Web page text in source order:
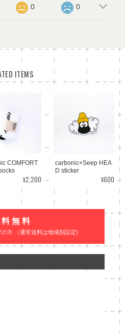
0 0
ITEMS
COMFORT
¥2,200
carbonic×Seep HEA
D sticker
¥600
料 無 料
方 （通常送料は地域別設定)